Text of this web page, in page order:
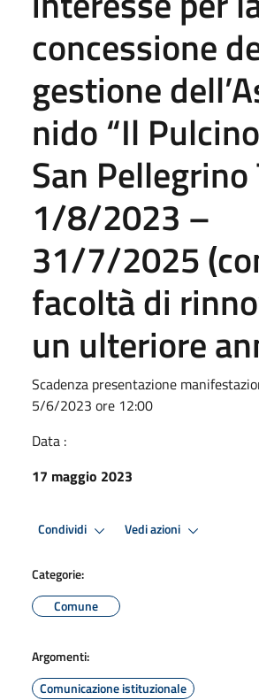
concessione
gestione
nido “Il
San Pellegrino
1/8/2023 –
31/7/2025
facoltà di
un ulteriore
Scadenza presentazione
5/6/2023 ore 12:00
Data :
17 maggio 2023
Condividi Vedi azioni
Categorie:
Comune
Argomenti:
Comunicazione istituzionale